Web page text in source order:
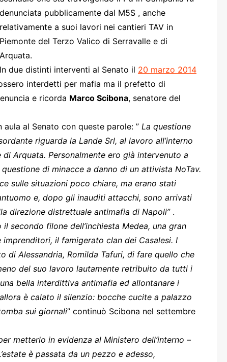
denunciata pubblicamente dal M5S , anche
relativamente a suoi lavori nei cantieri TAV in
Piemonte del Terzo Valico di Serravalle e di
Arquata.
In due distinti interventi al Senato il 20 marzo 2014
interdetti per mafia ma il prefetto di
e ricorda Marco Scibona, senatore del
aula al Senato con queste parole: ” La questione
riguarda la Lande Srl, al lavoro all’interno
Arquata. Personalmente ero già intervenuto a
di minacce a danno di un attivista NoTav.
sulle situazioni poco chiare, ma erano stati
e, dopo gli inauditi attacchi, sono arrivati
direzione distrettuale antimafia di Napoli”.
secondo filone dell’inchiesta Medea, una gran
il famigerato clan dei Casalesi. I
Alessandria, Romilda Tafuri, di fare quello che
del suo lavoro lautamente retribuito da tutti i
bella interdittiva antimafia ed allontanare i
è calato il silenzio: bocche cucite a palazzo
sui giornali” continuò Scibona nel settembre
metterlo in evidenza al Ministero dell’interno –
è passata da un pezzo e adesso,